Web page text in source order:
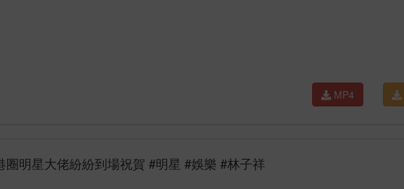
MP4
明星大佬紛紛到場祝賀 #明星 #娛樂 #林子祥